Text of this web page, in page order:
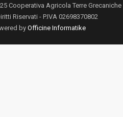
Cooperativa Agricola Terre Grecaniche
Riservati - P.IVA 02698370802
byOfficine Informatike